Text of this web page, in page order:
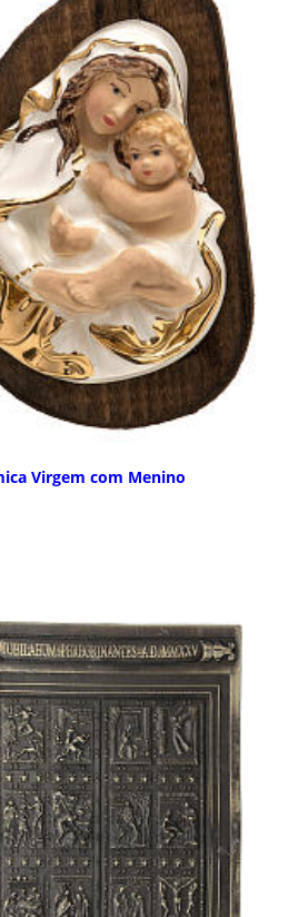
Virgem com Menino